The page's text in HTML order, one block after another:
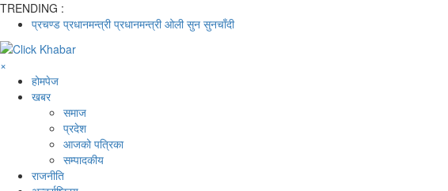
TRENDING :
प्रचण्ड प्रधानमन्त्री प्रधानमन्त्री ओली सुन सुनचाँदी
×
होमपेज
खबर
समाज
प्रदेश
आजको पत्रिका
सम्पादकीय
राजनीति